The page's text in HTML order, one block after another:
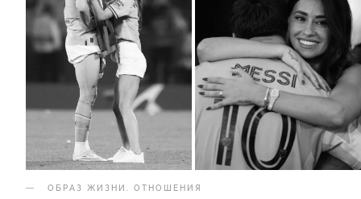
ОБРАЗ ЖИЗНИ . ОТНОШЕНИЯ